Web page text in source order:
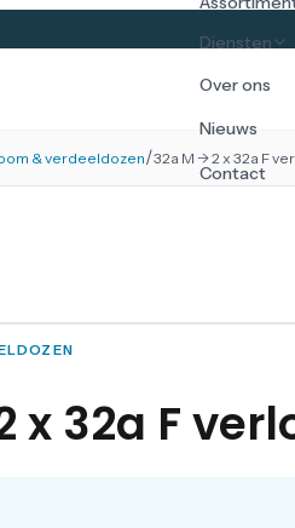
Diensten
Over ons
Nieuws
Contact
& verdeeldozen/32a M -> 2 x 32a F
x 32a F